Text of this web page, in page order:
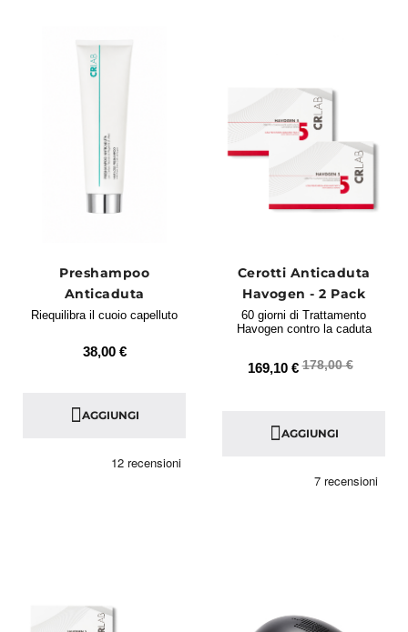
Preshampoo
Anticaduta
Riequilibra il cuoio capelluto
38,00 €
AGGIUNGI
Cerotti Anticaduta
Havogen - 2 Pack
60 giorni di Trattamento
Havogen contro la caduta
169,10 € 178,00 €
AGGIUNGI